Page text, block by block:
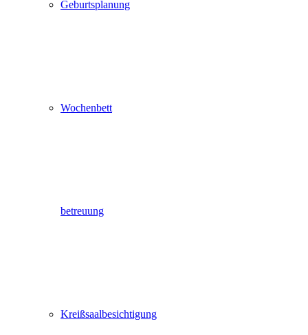
Geburtsplanung
Wochenbett
betreuung
Kreißsaalbesichtigung